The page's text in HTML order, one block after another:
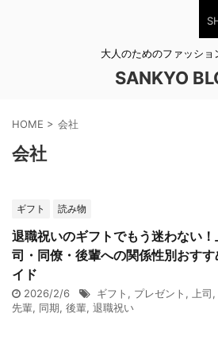
大人のためのファッショ
SANKYO
HOME > 会社
会社
ギフト 読み物
退職祝いのギフトでもう迷わない！
司・同僚・後輩への関係性別おすす
イド
2026/2/6 ギフト , プレゼント , 上司,
先輩, 同期, 後輩, 退職祝い